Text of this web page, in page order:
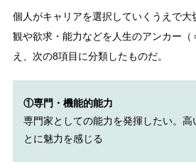
個人がキャリアを選択していくうえで大
観や欲求・能力などを人生のアンカー（
え、次の8項目に分類したものだ。
①専門・機能的能力
専門家としての能力を発揮したい。高
とに魅力を感じる